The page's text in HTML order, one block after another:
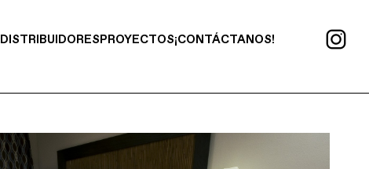
DISTRIBUIDORESPROYECTOS¡CONTÁCTANOS!